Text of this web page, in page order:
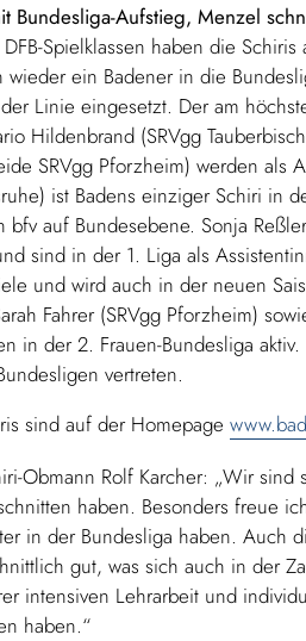
Bundesliga-Aufstieg, Menzel
Spielklassen haben die
wieder ein Badener in die
Linie eingesetzt. Der am
Hildenbrand (SRVgg
SRVgg Pforzheim) werden als
ist Badens einziger Schiri in
bfv auf Bundesebene. Sonja
sind in der 1. Liga als
und wird auch in der neuen
Fahrer (SRVgg Pforzheim)
in der 2. Frauen-Bundesliga
vertreten.
sind auf der Homepage
Obmann Rolf Karcher: „Wir
haben. Besonders freue
in der Bundesliga haben. Auch
gut, was sich auch in der
intensiven Lehrarbeit und
haben.“